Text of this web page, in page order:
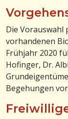
Die Vorauswahl
vorhandenen
Frühjahr 2020
Hofinger, Dr.
Begehungen